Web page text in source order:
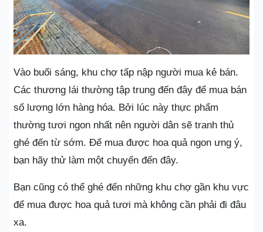
Vào buổi sáng, khu chợ tấp nập người mua kẻ bán.
Các thương lái thường tập trung đến đây để mua bán
số lượng lớn hàng hóa. Bởi lúc này thực phẩm
thường tươi ngon nhất nên người dân sẽ tranh thủ
ghé đến từ sớm. Để mua được hoa quả ngon ưng ý,
bạn hãy thử làm một chuyến đến đây.
Bạn cũng có thể ghé đến những khu chợ gần khu vực
để mua được hoa quả tươi mà không cần phải đi đâu
xa.